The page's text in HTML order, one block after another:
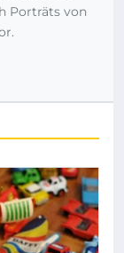
Porträts von